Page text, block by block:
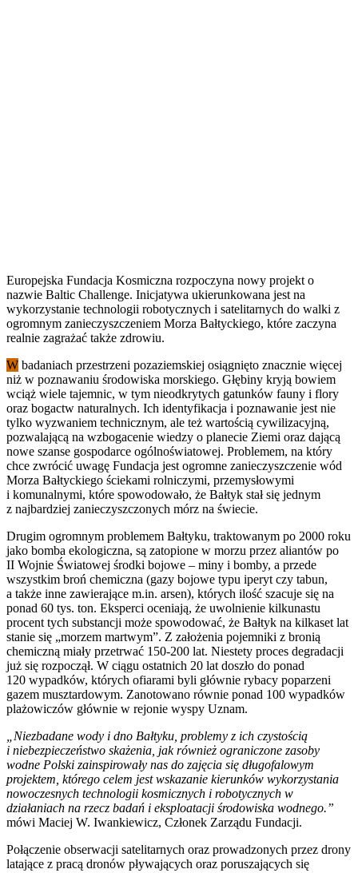
Europejska Fundacja Kosmiczna rozpoczyna nowy projekt o
nazwie Baltic Challenge. Inicjatywa ukierunkowana jest na
wykorzystanie technologii robotycznych i satelitarnych do walki z
ogromnym zanieczyszczeniem Morza Bałtyckiego, które zaczyna
realnie zagrażać także zdrowiu.
W badaniach przestrzeni pozaziemskiej osiągnięto znacznie więcej
niż w poznawaniu środowiska morskiego. Głębiny kryją bowiem
wciąż wiele tajemnic, w tym nieodkrytych gatunków fauny i flory
oraz bogactw naturalnych. Ich identyfikacja i poznawanie jest nie
tylko wyzwaniem technicznym, ale też wartością cywilizacyjną,
pozwalającą na wzbogacenie wiedzy o planecie Ziemi oraz dającą
nowe szanse gospodarce ogólnoświatowej. Problemem, na który
chce zwrócić uwagę Fundacja jest ogromne zanieczyszczenie wód
Morza Bałtyckiego ściekami rolniczymi, przemysłowymi
i komunalnymi, które spowodowało, że Bałtyk stał się jednym
z najbardziej zanieczyszczonych mórz na świecie.
Drugim ogromnym problemem Bałtyku, traktowanym po 2000 roku
jako bomba ekologiczna, są zatopione w morzu przez aliantów po
II Wojnie Światowej środki bojowe – miny i bomby, a przede
wszystkim broń chemiczna (gazy bojowe typu iperyt czy tabun,
a także inne zawierające m.in. arsen), których ilość szacuje się na
ponad 60 tys. ton. Eksperci oceniają, że uwolnienie kilkunastu
procent tych substancji może spowodować, że Bałtyk na kilkaset lat
stanie się „morzem martwym”. Z założenia pojemniki z bronią
chemiczną miały przetrwać 150-200 lat. Niestety proces degradacji
już się rozpoczął. W ciągu ostatnich 20 lat doszło do ponad
120 wypadków, których ofiarami byli głównie rybacy poparzeni
gazem musztardowym. Zanotowano równie ponad 100 wypadków
plażowiczów głównie w rejonie wyspy Uznam.
„Niezbadane wody i dno Bałtyku, problemy z ich czystością
i niebezpieczeństwo skażenia, jak również ograniczone zasoby
wodne Polski zainspirowały nas do zajęcia się długofalowym
projektem, którego celem jest wskazanie kierunków wykorzystania
nowoczesnych technologii kosmicznych i robotycznych w
działaniach na rzecz badań i eksploatacji środowiska wodnego.”
mówi Maciej W. Iwankiewicz, Członek Zarządu Fundacji.
Połączenie obserwacji satelitarnych oraz prowadzonych przez drony
latające z pracą dronów pływających oraz poruszających się